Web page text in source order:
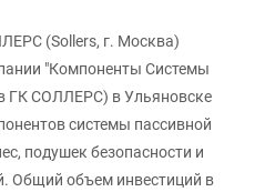
(Sollers, г. Москва)
"Компоненты Системы
ГК СОЛЛЕРС) в Ульяновске
системы пассивной
подушек безопасности и
Общий объем инвестиций в